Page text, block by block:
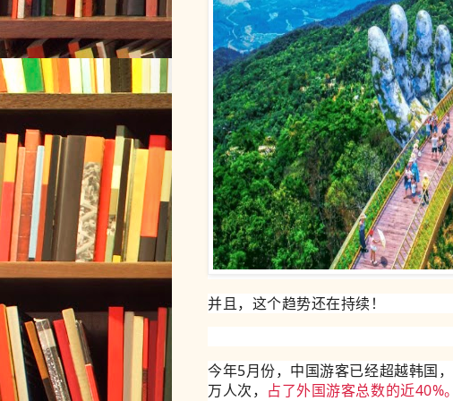
并且，这个趋势还在持续！
今年5月份，中国游客已经超越韩国，
万人次， 占了外国游客总数的近40%。